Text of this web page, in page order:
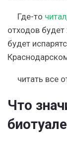
Где-то читал
отходов будет
будет
читать все
Что